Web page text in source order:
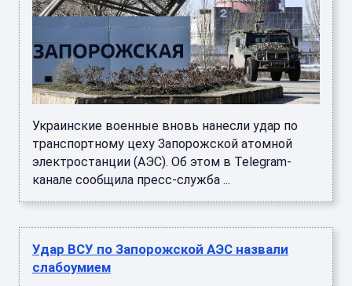
Украинские военные вновь нанесли удар по
транспортному цеху Запорожской атомной
электростанции (АЭС). Об этом в Telegram-
канале сообщила пресс-служба ...
Удар ВСУ по Запорожской АЭС назвали
слабоумием